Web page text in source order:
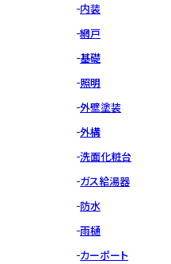
内装
網戸
基礎
照明
外壁塗装
外構
洗面化粧台
ガス給湯器
防水
雨樋
カーポート